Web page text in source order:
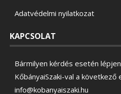
Adatvédelmi nyilatkozat
KAPCSOLAT
Bármilyen kérdés esetén
KőbányaiSzaki-val a következő
info@kobanyaiszaki.hu